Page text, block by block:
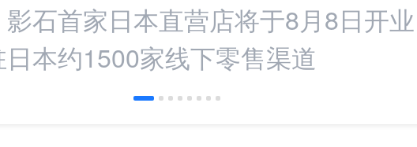
石首家日本直营店将于8月8日开业
本约1500家线下零售渠道